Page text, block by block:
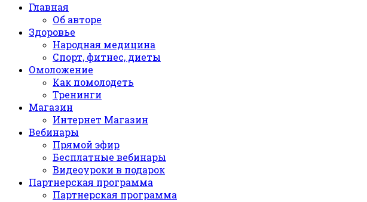
Главная
Об авторе
Здоровье
Народная медицина
Спорт, фитнес, диеты
Омоложение
Как помолодеть
Тренинги
Магазин
Интернет Магазин
Вебинары
Прямой эфир
Бесплатные вебинары
Видеоуроки в подарок
Партнерская программа
Партнерская программа